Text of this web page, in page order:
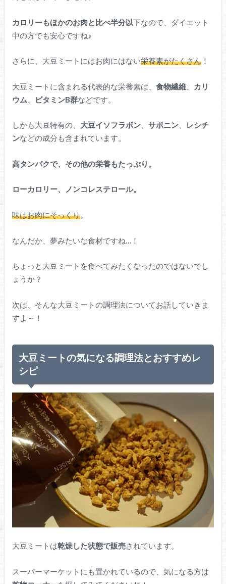
カロリーもほかのお肉と比べ半分以下なので、ダイエット
中の方でも安心ですね♪
さらに、大豆ミートにはお肉にはない栄養素がたくさん！
大豆ミートに含まれる代表的な栄養素は、 食物繊維、
カリ
ウム
ビタミンB群などです。
しかも大豆特有の、 大豆イソフラボン、 サポニン、
レシチ
ンなどの成分も含まれています。
高タンパクで、その他の栄養もたっぷり。
ローカロリー、ノンコレステロール。
味はお肉にそっくり。
なんだか、夢みたいな食材ですね…！
ちょっと大豆ミートを食べてみたくなったのではないでし
ょうか？
次は、そんな大豆ミートの調理法についてお話していきま
すよ～！
大豆ミートの気になる調理法とおすすめレ
シピ
大豆ミートは乾燥した状態で販売されています。
スーパーマーケットにも置かれているので、気になる方は